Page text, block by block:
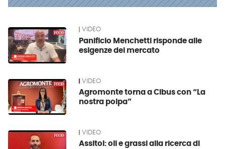
News VIDEO
Panificio Menchetti risponde alle
esigenze del mercato
VIDEO
Agromonte torna a Cibus con “La
nostra polpa”
VIDEO
Assitol: oli e grassi alla ricerca di